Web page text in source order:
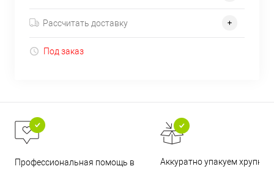
Рассчитать доставку
Под заказ
Профессиональная помощь в
Аккуратно упакуем хрупкие